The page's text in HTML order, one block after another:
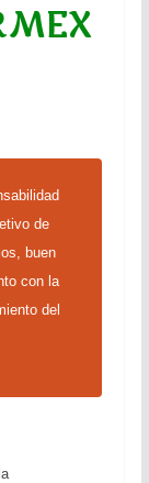
de
buen
con la
del